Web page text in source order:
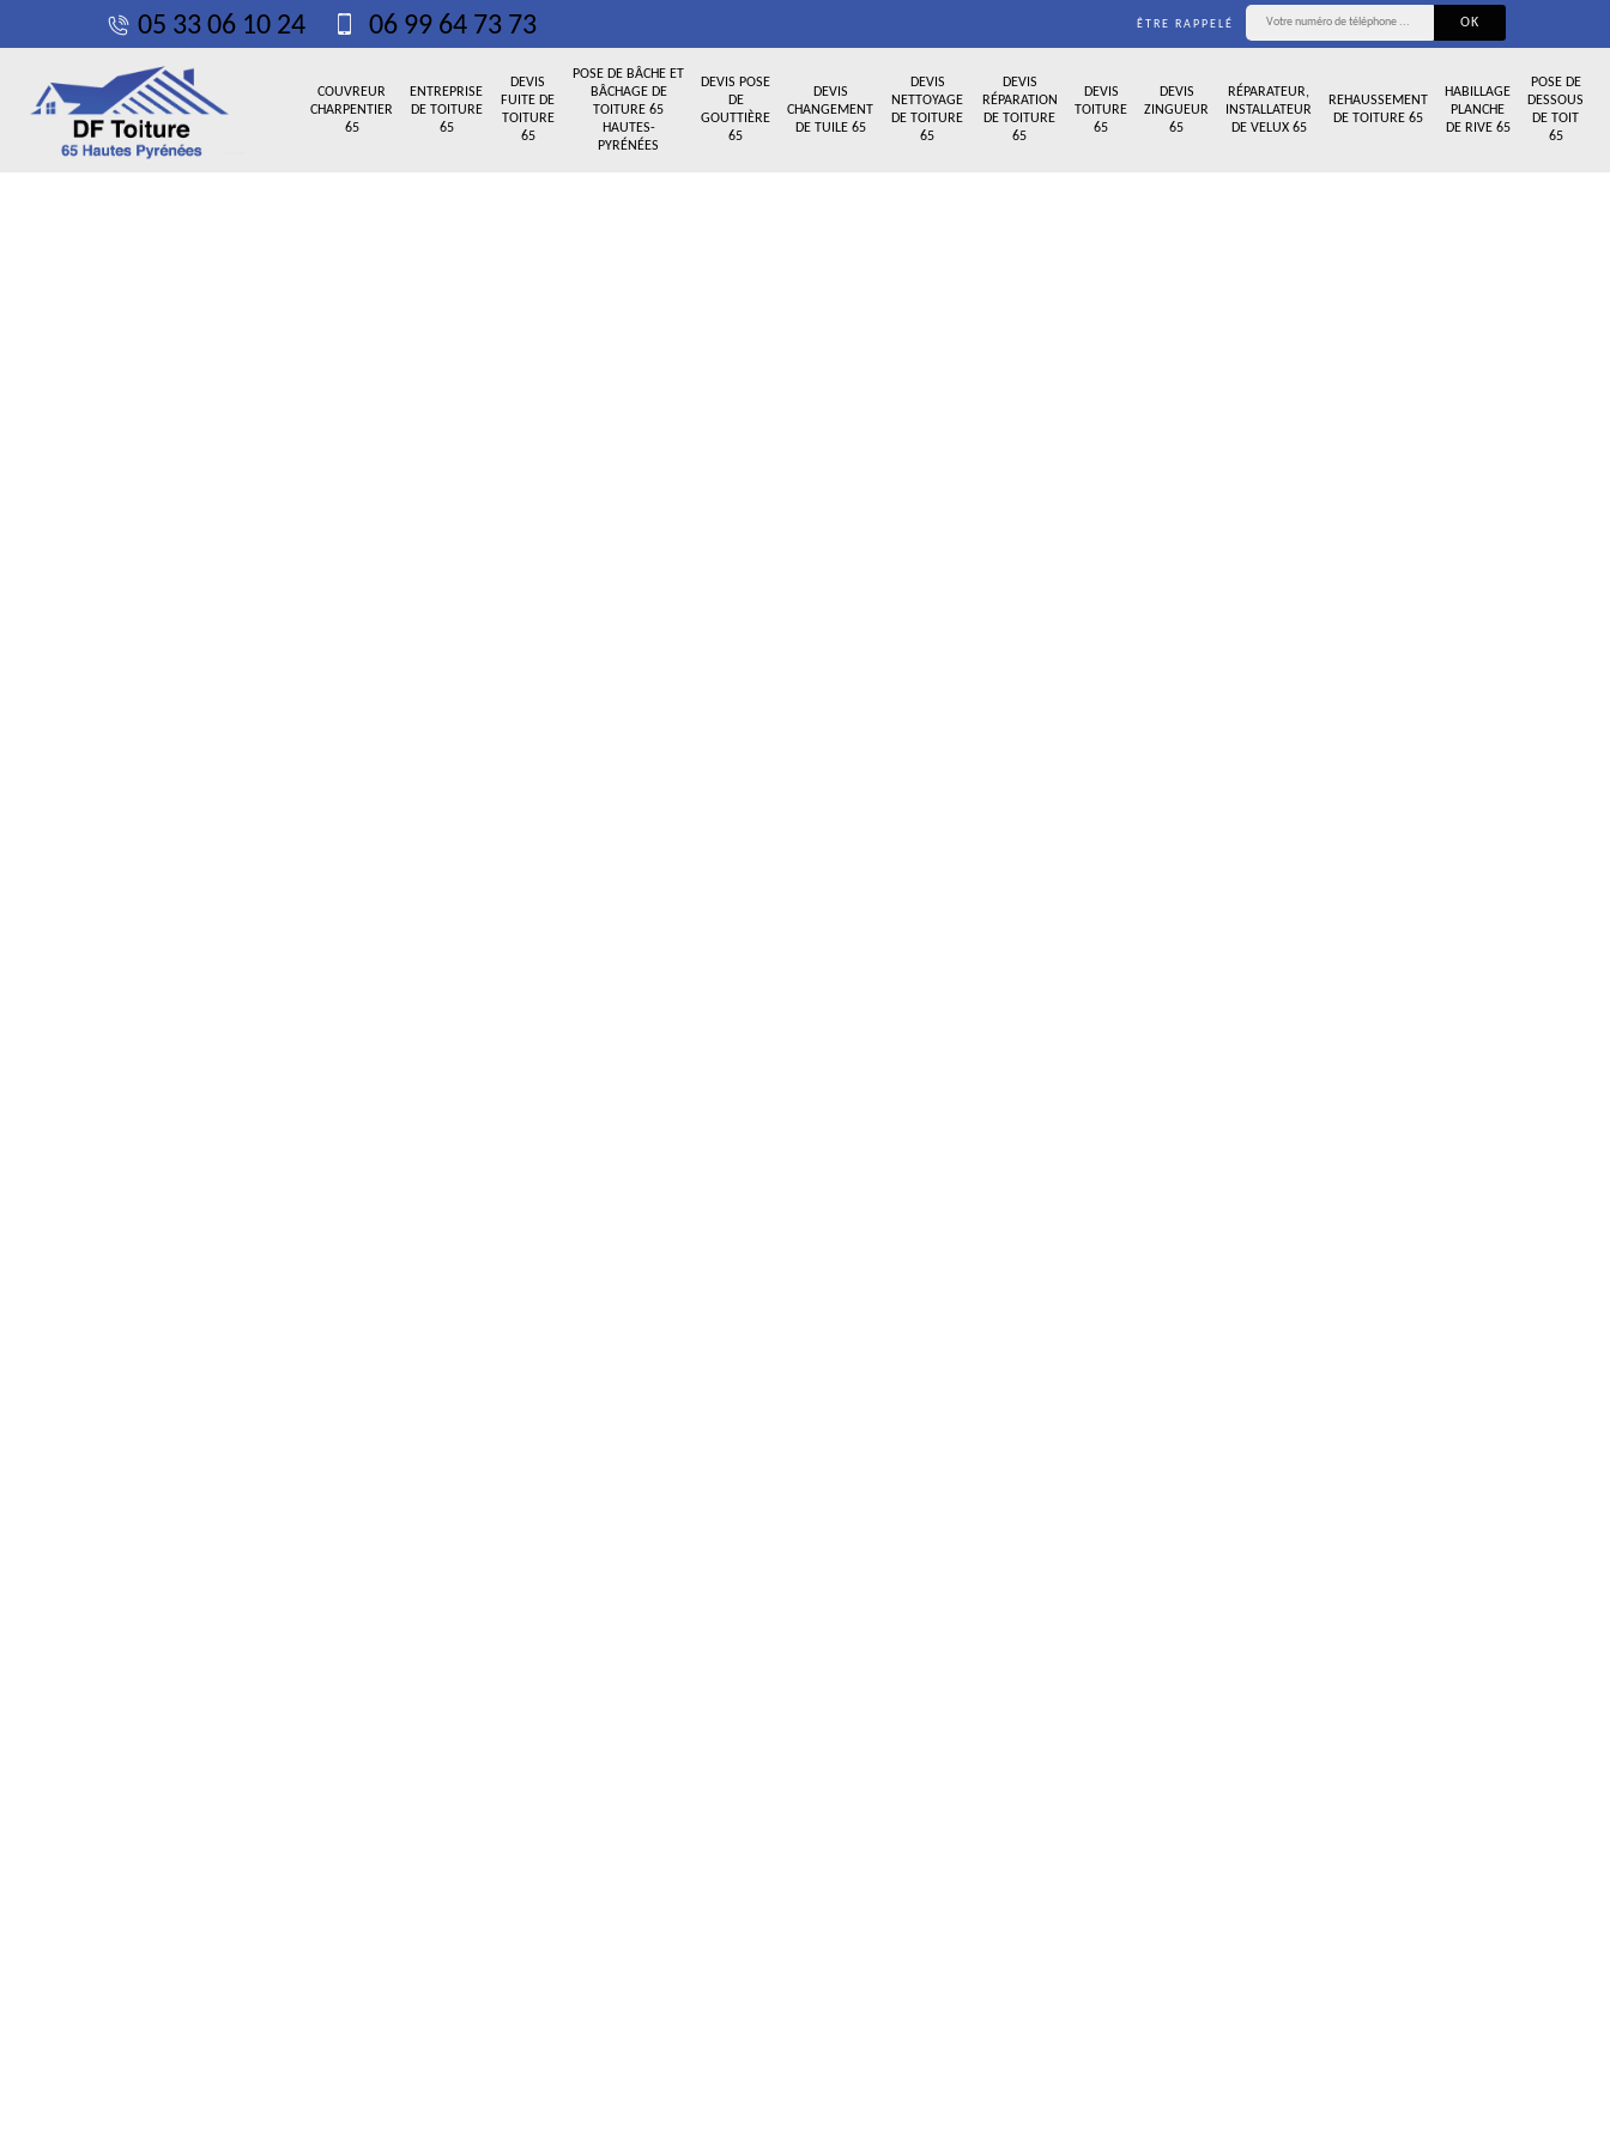
05 33 06 10 24 06 99 64 73 73 ÊTRE RAPPELÉ
COUVREUR
CHARPENTIER
65
ENTREPRISE
DE TOITURE
65
DEVIS
FUITE DE
TOITURE
65
POSE DE BÂCHE ET
BÂCHAGE DE
TOITURE 65
HAUTES-
PYRÉNÉES
DEVIS POSE
DE
GOUTTIÈRE
65
DEVIS
CHANGEMENT
DE TUILE 65
DEVIS
NETTOYAGE
DE TOITURE
65
DEVIS
RÉPARATION
DE TOITURE
65
DEVIS
TOITURE
65
DEVIS
ZINGUEUR
65
RÉPARATEUR,
INSTALLATEUR
DE VELUX 65
REHAUSSEMENT
DE TOITURE 65
HABILLAGE
PLANCHE
DE RIVE 65
POSE DE
DESSOUS
DE TOIT
65